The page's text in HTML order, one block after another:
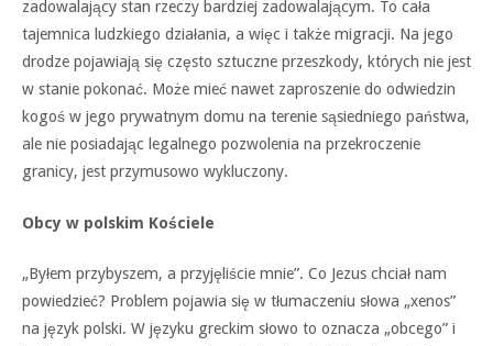
zadowalający stan rzeczy bardziej zadowalającym. To cała
tajemnica ludzkiego działania, a więc i także migracji. Na jego
drodze pojawiają się często sztuczne przeszkody, których nie jest
w stanie pokonać. Może mieć nawet zaproszenie do odwiedzin
kogoś w jego prywatnym domu na terenie sąsiedniego państwa,
ale nie posiadając legalnego pozwolenia na przekroczenie
granicy, jest przymusowo wykluczony.
Obcy w polskim Kościele
„Byłem przybyszem, a przyjęliście mnie”. Co Jezus chciał nam
powiedzieć? Problem pojawia się w tłumaczeniu słowa „xenos”
na język polski. W języku greckim słowo to oznacza „obcego” i